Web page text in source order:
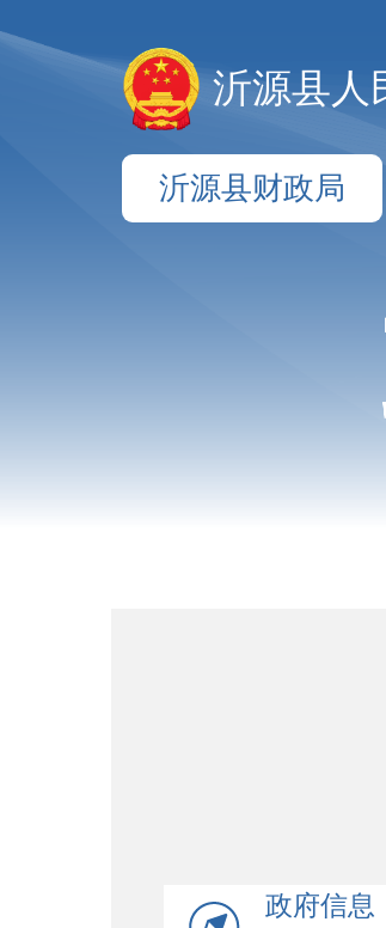
沂源县人
沂源县财政局
政府信息